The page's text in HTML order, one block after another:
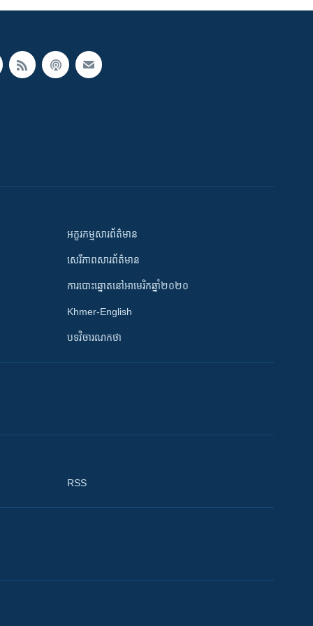
អក្ខរកម្មសារព័ត៌មាន
សេរីភាពសារព័ត៌មាន
ការបោះឆ្នោតនៅអាមេរិកឆ្នាំ២០២០
Khmer-English
បទវិចារណកថា
RSS